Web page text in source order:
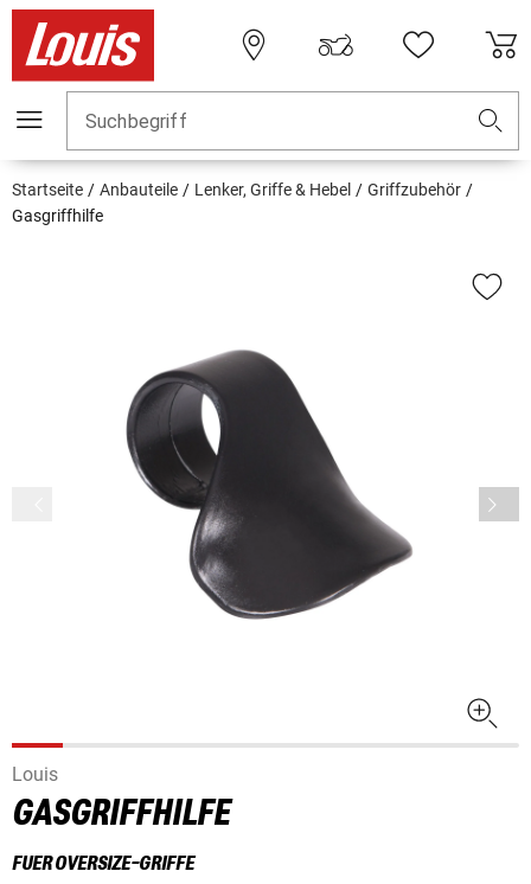
Suchbegriff
Startseite Anbauteile Lenker, Griffe & Hebel
Griffzubehör
Gasgriffhilfe
Louis
GASGRIFFHILFE
FUER OVERSIZE-GRIFFE